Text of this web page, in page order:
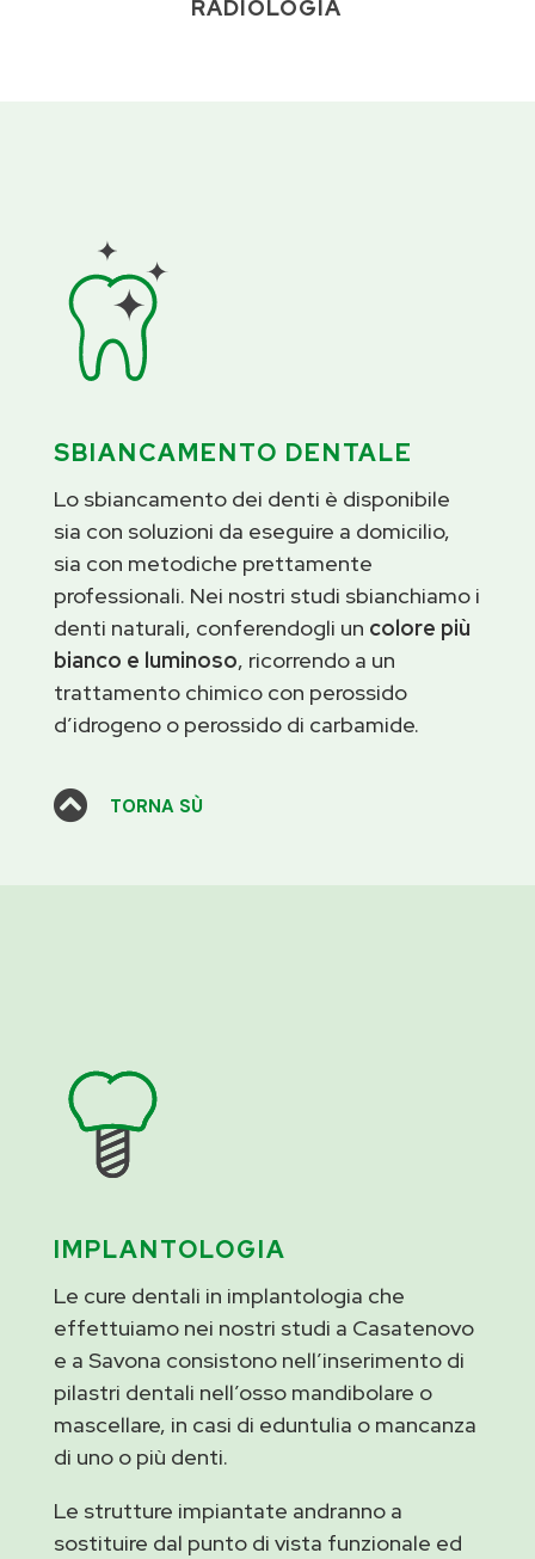
RADIOLOGIA
SBIANCAMENTO DENTALE
Lo sbiancamento dei denti è disponibile
sia con soluzioni da eseguire a domicilio,
sia con metodiche prettamente
professionali. Nei nostri studi sbianchiamo i
denti naturali, conferendogli un colore più
bianco e luminoso, ricorrendo a un
trattamento chimico con perossido
d’idrogeno o perossido di carbamide.
 TORNA SÙ
IMPLANTOLOGIA
Le cure dentali in implantologia che
effettuiamo nei nostri studi a Casatenovo
e a Savona consistono nell’inserimento di
pilastri dentali nell’osso mandibolare o
mascellare, in casi di eduntulia o mancanza
di uno o più denti.
Le strutture impiantate andranno a
sostituire dal punto di vista funzionale ed